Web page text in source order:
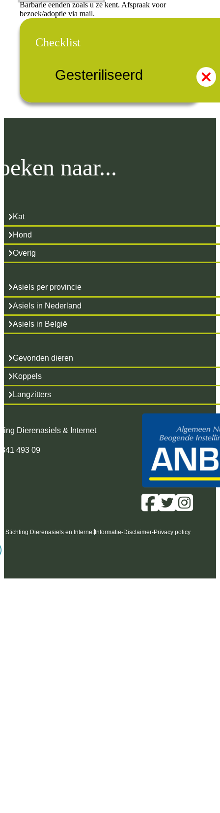
Barbarie eenden zoals u ze kent. Afspraak voor
bezoek/adoptie via mail.
Checklist
Gesteriliseerd
naar...
Kat
Hond
Overig
Asiels per provincie
Asiels in Nederland
Asiels in België
Gevonden dieren
Koppels
Langzitters
Dierenasiels & Internet
493 09
Stichting Dierenasiels en Internet Informatie-Disclaimer-Privacy policy